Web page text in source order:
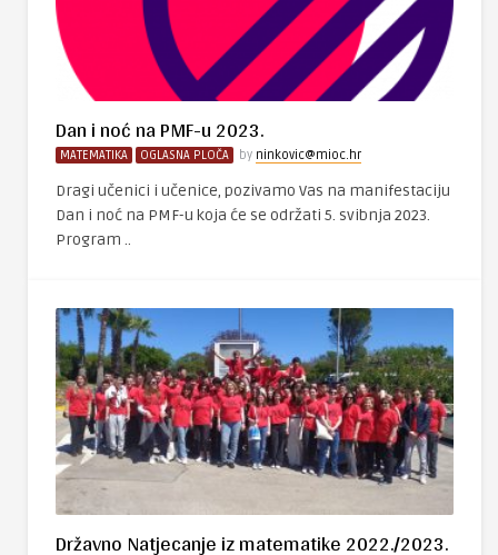
Dan i noć na PMF-u 2023.
MATEMATIKA OGLASNA PLOČA by ninkovic@mioc.hr
Dragi učenici i učenice, pozivamo Vas na manifestaciju
Dan i noć na PMF-u koja će se održati 5. svibnja 2023.
Program ..
Državno Natjecanje iz matematike 2022./2023.